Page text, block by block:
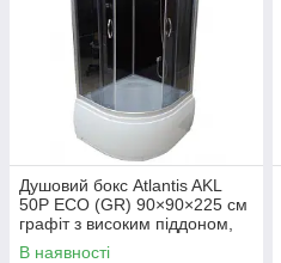
Душовий бокс Atlantis AKL
50P ECO (GR) 90×90×225 см
графіт з високим піддоном,
тонованим склом
В наявності